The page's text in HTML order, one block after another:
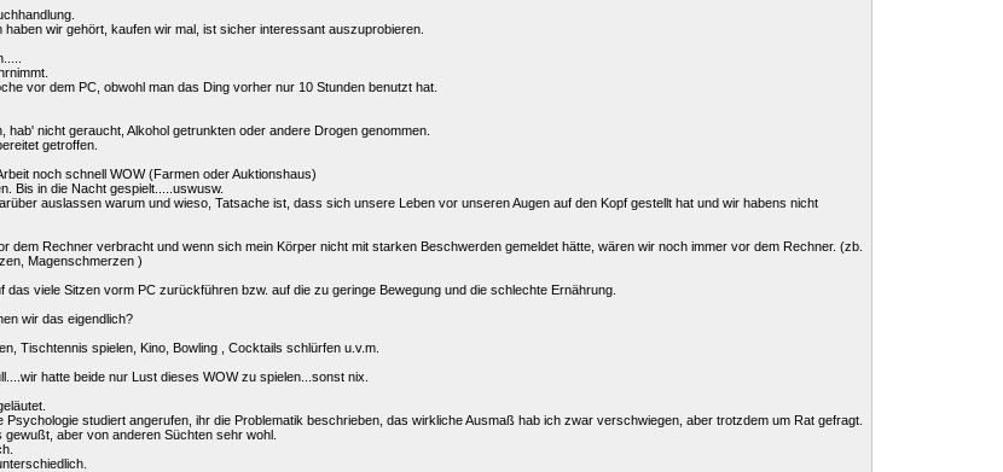
wir gehört, kaufen wir mal, ist sicher interessant auszuprobieren.
vor dem PC, obwohl man das Ding vorher nur 10 Stunden benutzt hat.
hab' nicht geraucht, Alkohol getrunkten oder andere Drogen genommen.
getroffen.
noch schnell WOW (Farmen oder Auktionshaus)
Bis in die Nacht gespielt.....uswusw.
auslassen warum und wieso, Tatsache ist, dass sich unsere Leben vor unseren Augen auf den Kopf gestellt hat und wir habens nicht
dem Rechner verbracht und wenn sich mein Körper nicht mit starken Beschwerden gemeldet hätte, wären wir noch immer vor dem Rechner. (zb.
Magenschmerzen )
das viele Sitzen vorm PC zurückführen bzw. auf die zu geringe Bewegung und die schlechte Ernährung.
wir das eigendlich?
Tischtennis spielen, Kino, Bowling , Cocktails schlürfen u.v.m.
hatte beide nur Lust dieses WOW zu spielen...sonst nix.
Psychologie studiert angerufen, ihr die Problematik beschrieben, das wirkliche Ausmaß hab ich zwar verschwiegen, aber trotzdem um Rat gefragt.
aber von anderen Süchten sehr wohl.